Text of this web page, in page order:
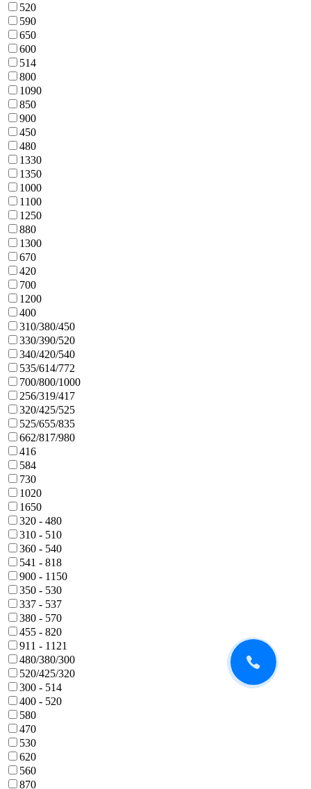
520
590
650
600
514
800
1090
850
900
450
480
1330
1350
1000
1100
1250
880
1300
670
420
700
1200
400
310/380/450
330/390/520
340/420/540
535/614/772
700/800/1000
256/319/417
320/425/525
525/655/835
662/817/980
416
584
730
1020
1650
320 - 480
310 - 510
360 - 540
541 - 818
900 - 1150
350 - 530
337 - 537
380 - 570
455 - 820
911 - 1121
480/380/300
520/425/320
300 - 514
400 - 520
580
470
530
620
560
870